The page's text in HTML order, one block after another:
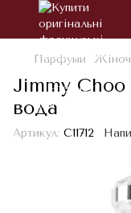
Парфуми
Jimmy
вода
Артикул: С11712